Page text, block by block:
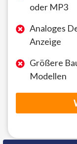
oder MP3
Analoges
Anzeige
Größere
Modellen